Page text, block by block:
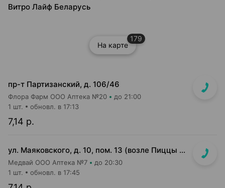
Витро Лайф Беларусь
На карте
179
пр-т Партизанский, д. 106/46
Флора Фарм ООО Аптека №20 до 21:00
7,14 р.
1 шт. обновл. в 17:13
ул. Маяковского, д. 10, пом. 13 (возле Пиццы Мании)
Медвай ООО Аптека №7 до 20:30
1 шт. обновл. в 17:45